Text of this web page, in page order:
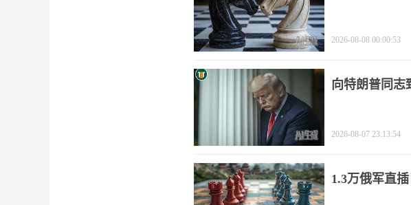
2026-08-08 00:00:53
向特朗普同志
2026-08-07 23:13:54
1.3万俄军直